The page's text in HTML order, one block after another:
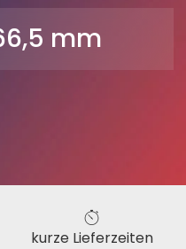
mm
kurze Lieferzeiten